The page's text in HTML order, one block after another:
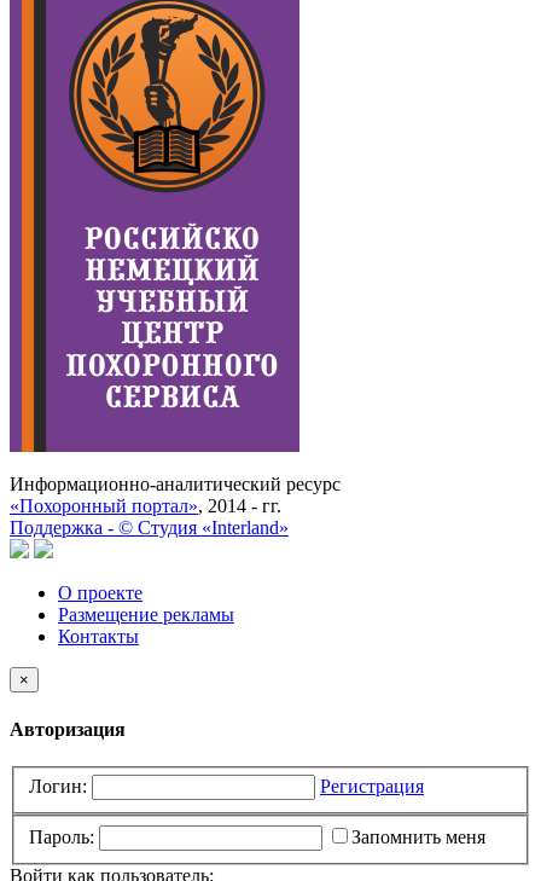
Информационно-аналитический ресурс
«Похоронный портал», 2014 - гг.
Поддержка - © Cтудия «Interland»
О проекте
Размещение рекламы
Контакты
×
Авторизация
Логин: Регистрация
Пароль:
Запомнить меня
Войти как пользователь: